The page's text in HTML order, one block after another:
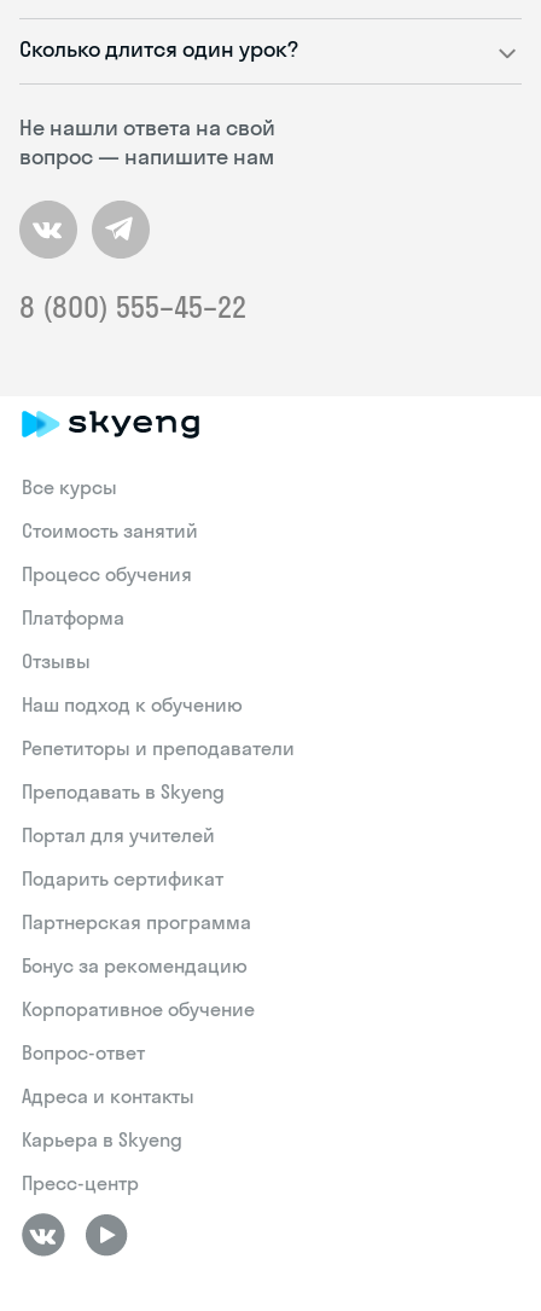
Не нашли ответа на свой
вопрос — напишите нам
8 (800) 555–45–22
Сколько длится один урок?
Все курсы
Стоимость занятий
Процесс обучения
Платформа
Отзывы
Наш подход к обучению
Репетиторы и преподаватели
Преподавать в Skyeng
Портал для учителей
Подарить сертификат
Партнерская программа
Бонус за рекомендацию
Корпоративное обучение
Вопрос-ответ
Адреса и контакты
Карьера в Skyeng
Пресс-центр